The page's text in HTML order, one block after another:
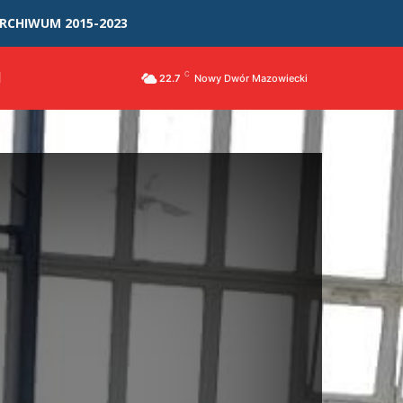
2015-2023
22.7 C Nowy Dwór Mazowiecki